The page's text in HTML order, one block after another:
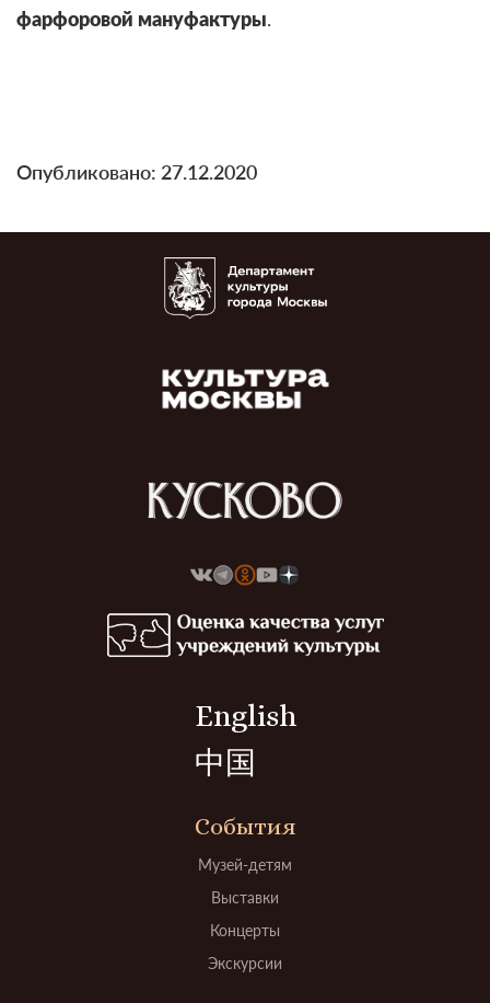
фарфоровой мануфактуры.
Опубликовано: 27.12.2020
English
中国
События
Музей-детям
Выставки
Концерты
Экскурсии